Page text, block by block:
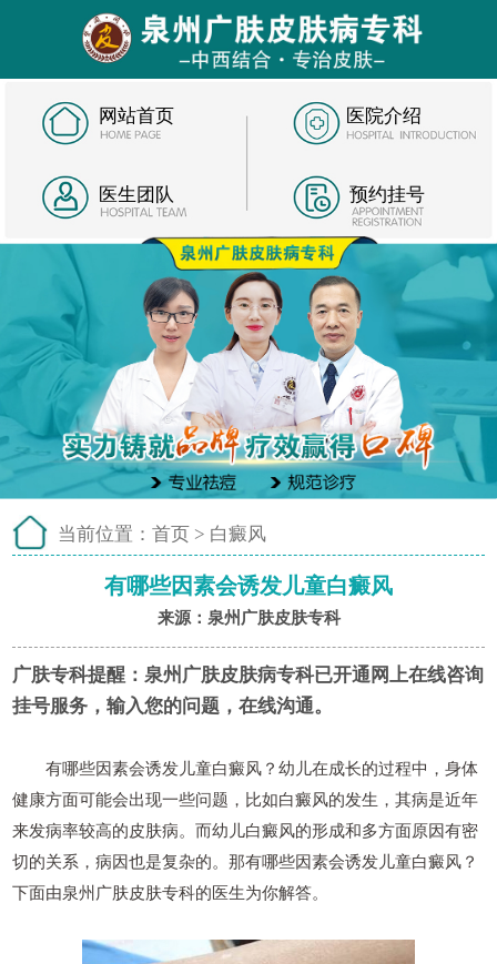
网站首页 医院介绍
医生团队 预约挂号
当前位置： 首页 > 白癜风
有哪些因素会诱发儿童白癜风
来源：泉州广肤皮肤专科
广肤专科提醒： 泉州广肤皮肤病专科已开通网上在线咨询
挂号服务，输入您的问题，在线沟通。
有哪些因素会诱发儿童白癜风？幼儿在成长的过程中，身体
健康方面可能会出现一些问题，比如白癜风的发生，其病是近年
来发病率较高的皮肤病。而幼儿白癜风的形成和多方面原因有密
切的关系，病因也是复杂的。那有哪些因素会诱发儿童白癜风？
下面由泉州广肤皮肤专科的医生为你解答。